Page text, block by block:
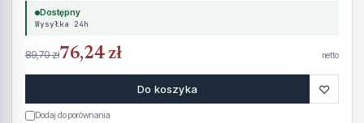
Dostępny
Wysyłka 24h
89,70 zł76,24 zł netto
Do koszyka ♡
Dodaj do porównania